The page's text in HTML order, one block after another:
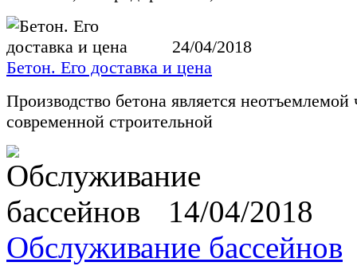
24/04/2018
Бетон. Его доставка и цена
Производство бетона является неотъемлемой
современной строительной
14/04/2018
Обслуживание бассейнов